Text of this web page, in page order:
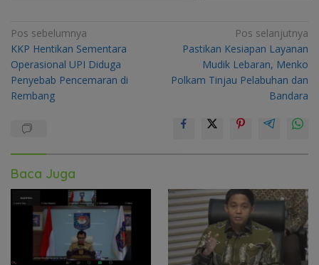
Navigasi
pos
Pos sebelumnya
KKP Hentikan Sementara
Operasional UPI Diduga
Penyebab Pencemaran di
Rembang
Pos selanjutnya
Pastikan Kesiapan Layanan
Mudik Lebaran, Menko
Polkam Tinjau Pelabuhan dan
Bandara
Baca Juga